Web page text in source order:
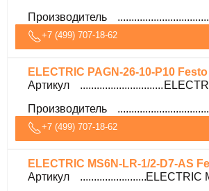
Производитель
+7 (499) 707-18-62
ELECTRIC PAGN-26-10-P10 Festo
Артикул
Производитель
+7 (499) 707-18-62
ELECTRIC MS6N-LR-1/2-D7-AS
Артикул
ELECTRIC